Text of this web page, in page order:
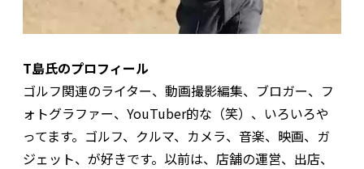
T島氏のプロフィール
ゴルフ関連のライター、動画撮影編集、ブロガー、フ
ォトグラファー、YouTuber的な（笑）、いろいろや
ってます。ゴルフ、クルマ、カメラ、音楽、映画、ガ
ジェット、が好きです。以前は、店舗の運営、出店、